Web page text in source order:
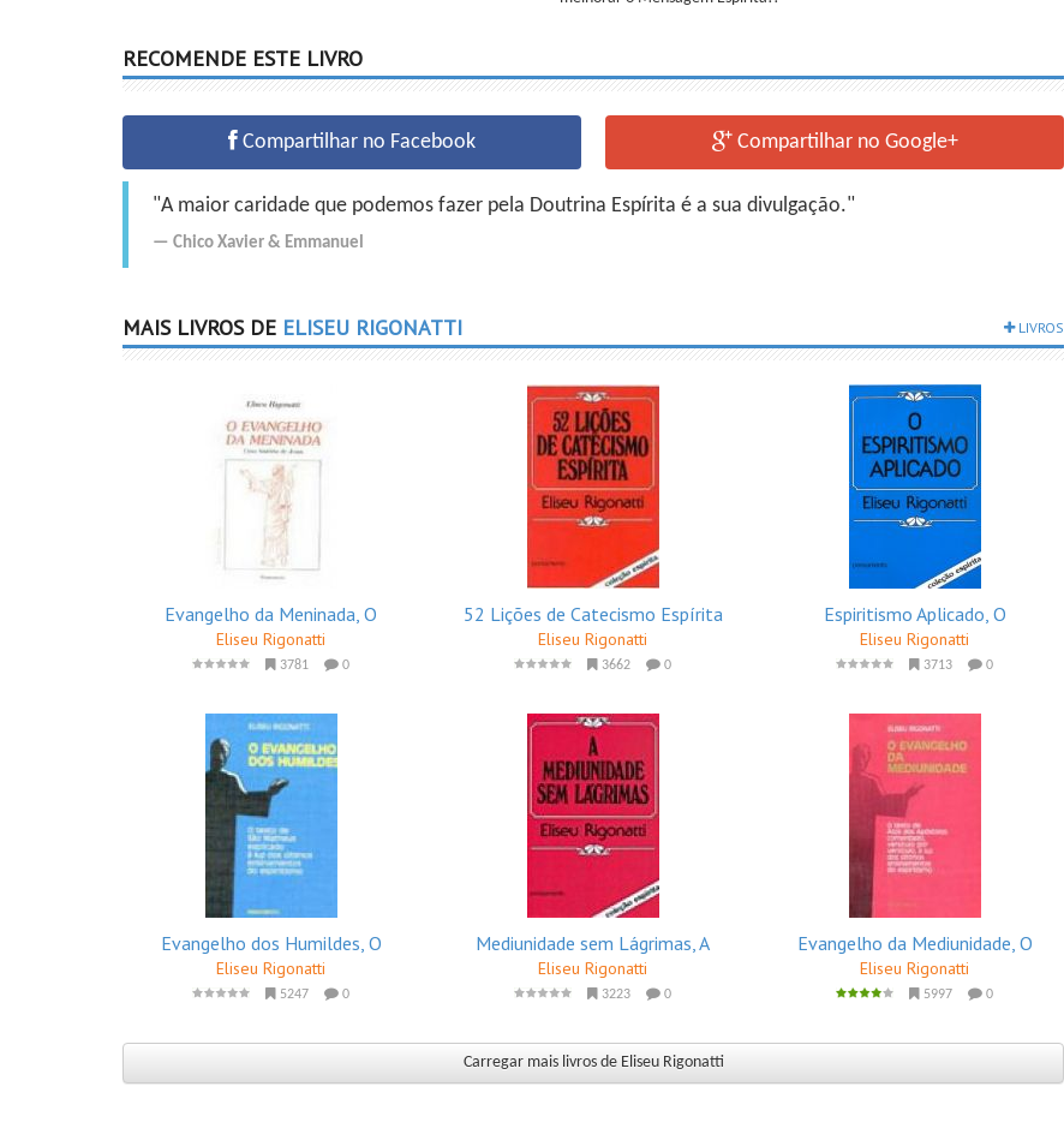
RECOMENDE ESTE LIVRO
Compartilhar no Facebook Compartilhar no Google+
"A maior caridade que podemos fazer pela Doutrina Espírita é a sua divulgação."
Chico Xavier & Emmanuel
MAIS LIVROS DE ELISEU RIGONATTI LIVROS
Evangelho da Meninada, O
Eliseu Rigonatti
3781 0
52 Lições de Catecismo Espírita
Eliseu Rigonatti
3662 0
Espiritismo Aplicado, O
Eliseu Rigonatti
3713 0
Evangelho dos Humildes, O
Eliseu Rigonatti
5247 0
Mediunidade sem Lágrimas, A
Eliseu Rigonatti
3223 0
Evangelho da Mediunidade, O
Eliseu Rigonatti
5997 0
Carregar mais livros de Eliseu Rigonatti